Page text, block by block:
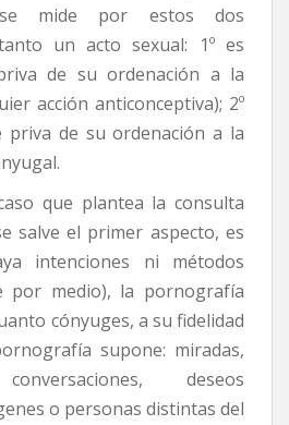
mide por estos dos
un acto sexual: 1º es
de su ordenación a la
acción anticonceptiva); 2º
de su ordenación a la
plantea la consulta
salve el primer aspecto, es
intenciones ni métodos
por medio), la pornografía
cónyuges, a su fidelidad
supone: miradas,
deseos
o personas distintas del